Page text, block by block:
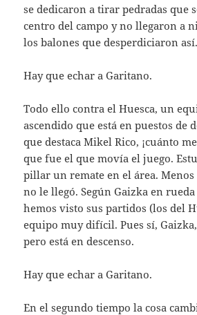
se dedicaron a tirar pedradas que
centro del campo y no llegaron a
los balones que desperdiciaron así.
Hay que echar a Garitano.
Todo ello contra el Huesca, un
ascendido que está en puestos de
que destaca Mikel Rico, ¡cuánto
que fue el que movía el juego.
pillar un remate en el área.
no le llegó. Según Gaizka en
hemos visto sus partidos (los del
equipo muy difícil. Pues sí,
pero está en descenso.
Hay que echar a Garitano.
En el segundo tiempo la cosa